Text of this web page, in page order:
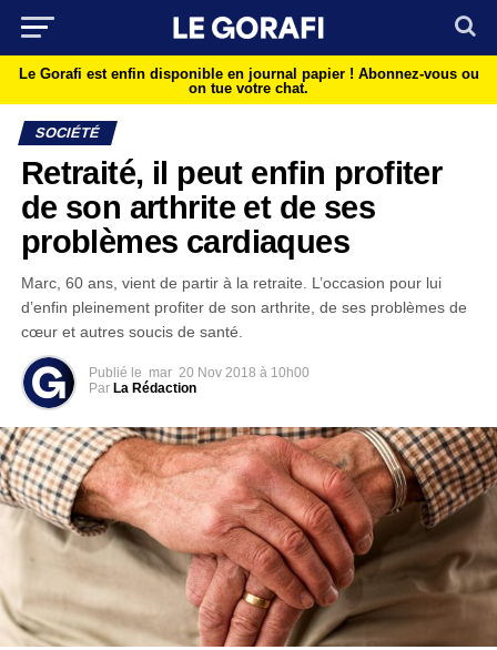
Le Gorafi est enfin disponible en journal papier ! Abonnez-vous ou
on tue votre chat.
SOCIÉTÉ
Retraité, il peut enfin profiter
de son arthrite et de ses
problèmes cardiaques
Marc, 60 ans, vient de partir à la retraite. L’occasion pour lui
d’enfin pleinement profiter de son arthrite, de ses problèmes de
cœur et autres soucis de santé.
Publié le mar 20 Nov 2018 à 10h00
Par La Rédaction